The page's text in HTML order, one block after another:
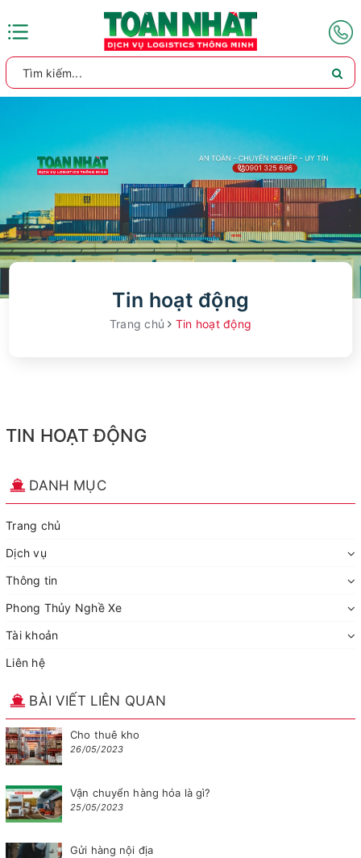
Tin hoạt động
Trang chủ Tin hoạt động
TIN HOẠT ĐỘNG
DANH MỤC
Trang chủ
Dịch vụ
Thông tin
Phong Thủy Nghề Xe
Tài khoản
Liên hệ
BÀI VIẾT LIÊN QUAN
Cho thuê kho
26/05/2023
Vận chuyển hàng hóa là gì?
25/05/2023
Gửi hàng nội địa